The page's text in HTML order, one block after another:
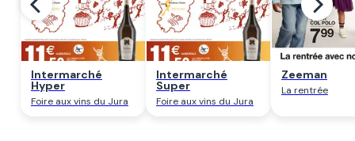
Intermarché
Hyper
Foire aux vins du Jura
Intermarché
Super
Foire aux vins du Jura
Zeeman
La rentrée